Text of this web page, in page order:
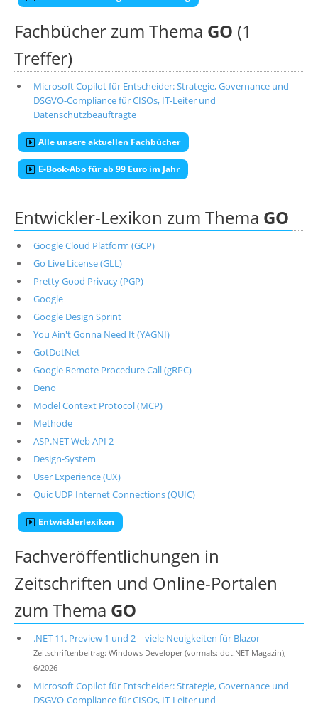
Fachbücher zum Thema GO (1
Treffer)
Microsoft Copilot für Entscheider: Strategie, Governance und
DSGVO-Compliance für CISOs, IT-Leiter und
Datenschutzbeauftragte
Alle unsere aktuellen Fachbücher
E-Book-Abo für ab 99 Euro im Jahr
Entwickler-Lexikon zum Thema GO
Google Cloud Platform (GCP)
Go Live License (GLL)
Pretty Good Privacy (PGP)
Google
Google Design Sprint
You Ain't Gonna Need It (YAGNI)
GotDotNet
Google Remote Procedure Call (gRPC)
Deno
Model Context Protocol (MCP)
Methode
ASP.NET Web API 2
Design-System
User Experience (UX)
Quic UDP Internet Connections (QUIC)
Entwicklerlexikon
Fachveröffentlichungen in
Zeitschriften und Online-Portalen
zum Thema GO
.NET 11. Preview 1 und 2 – viele Neuigkeiten für Blazor
Zeitschriftenbeitrag: Windows Developer (vormals: dot.NET Magazin),
6/2026
Microsoft Copilot für Entscheider: Strategie, Governance und
DSGVO-Compliance für CISOs, IT-Leiter und